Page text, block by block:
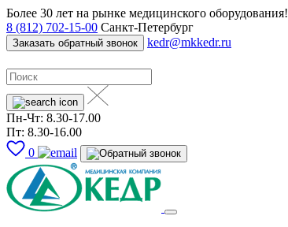
Более 30 лет на рынке медицинского оборудования!
8 (812) 702-15-00 Санкт-Петербург
Заказать обратный звонок kedr@mkkedr.ru
Пн-Чт: 8.30-17.00
Пт: 8.30-16.00
0